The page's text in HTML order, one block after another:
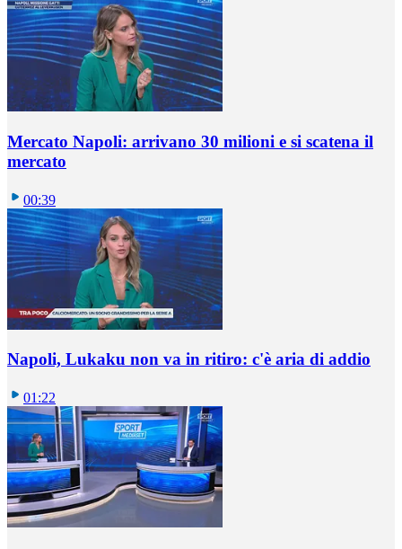
Mercato Napoli: arrivano 30 milioni e si scatena il
mercato
00:39
Napoli, Lukaku non va in ritiro: c'è aria di addio
01:22